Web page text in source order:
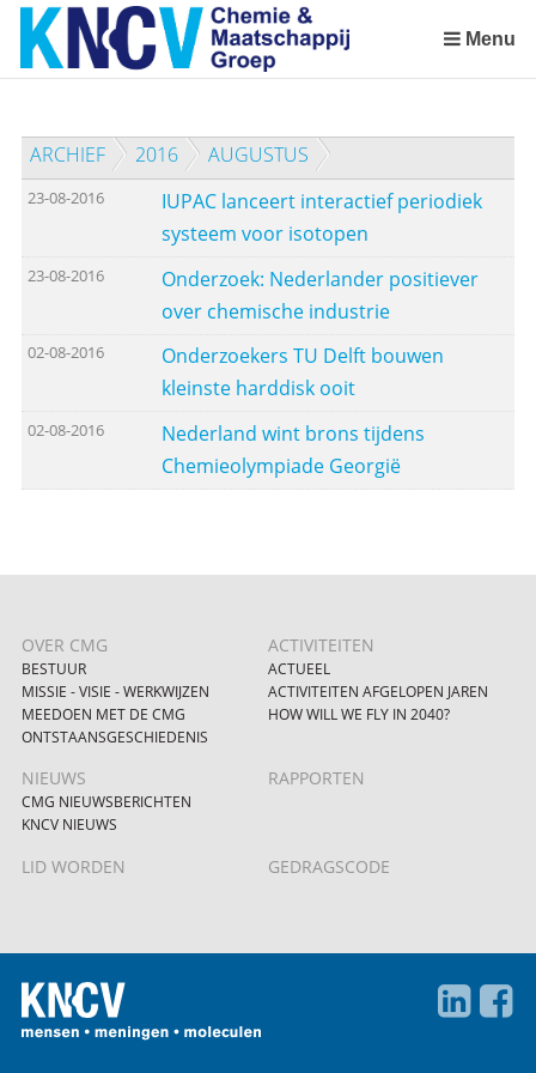
Sla
links
over
de
inhoud
het
Menu
ARCHIEF 2016 AUGUSTUS
23-08-2016
IUPAC lanceert interactief periodiek
systeem voor isotopen
23-08-2016
Onderzoek: Nederlander positiever
over chemische industrie
02-08-2016
Onderzoekers TU Delft bouwen
kleinste harddisk ooit
02-08-2016
Nederland wint brons tijdens
Chemieolympiade Georgië
OVER CMG
BESTUUR
MISSIE - VISIE - WERKWIJZEN
MEEDOEN MET DE CMG
ONTSTAANSGESCHIEDENIS
ACTIVITEITEN
ACTUEEL
ACTIVITEITEN AFGELOPEN JAREN
HOW WILL WE FLY IN 2040?
NIEUWS
CMG NIEUWSBERICHTEN
KNCV NIEUWS
RAPPORTEN
LID WORDEN GEDRAGSCODE